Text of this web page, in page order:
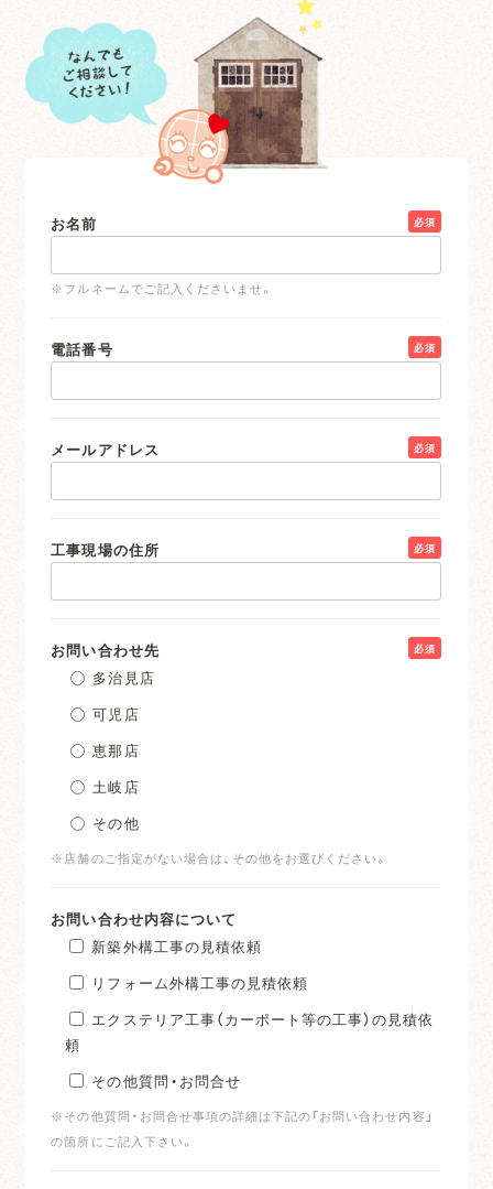
お名前 必須
※フルネームでご記入くださいませ。
電話番号 必須
メールアドレス 必須
工事現場の住所 必須
お問い合わせ先 必須
多治見店
可児店
恵那店
土岐店
その他
※店舗のご指定がない場合は、その他をお選びください。
お問い合わせ内容について
新築外構工事の見積依頼
リフォーム外構工事の見積依頼
エクステリア工事（カーポート等の工事）の見積依
頼
その他質問・お問合せ
※その他質問・お問合せ事項の詳細は下記の「お問い合わせ内容」
の箇所にご記入下さい。